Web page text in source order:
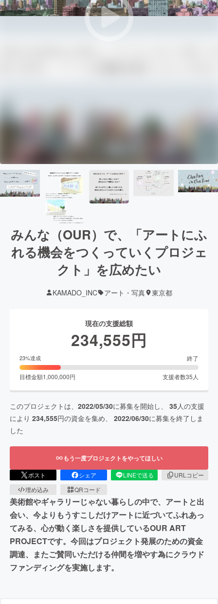
みんな（OUR）で、「アートにふ
れる機会をつくっていくプロジェ
クト」を広めたい
KAMADO_INC アート・写真 東京都
現在の支援総額
234,555円
23%達成 終了
目標金額1,000,000円 支援者数35 人
このプロジェクトは、 2022/05/30に募集を開始し、 35人の支援
により 234,555円の資金を集め、 2022/06/30に募集を終了しま
した
もう一度プロジェクトをやってほしい
ポスト シェア LINEで送る
URLコピー
埋め込み
QRコード
美術館やギャラリーじゃない暮らしの中で、アートと出
会い、今よりもうすこしだけアートに近づいてふれあっ
てみる、心が動く楽しさを提供しているOUR ART
PROJECTです。今回はプロジェクト発展のための資金
調達、またご賛同いただける仲間を増やす為にクラウド
ファンディングを実施します。